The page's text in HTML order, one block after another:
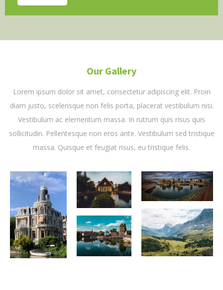
Our Gallery
Lorem ipsum dolor sit amet, consectetur adipiscing elit. Proin
diam justo, scelerisque non felis porta, placerat vestibulum nisi.
Vestibulum ac elementum massa. In rutrum quis risus quis
sollicitudin. Pellentesque non eros ante. Vestibulum sed tristique
massa. Quisque et feugiat risus, eu tristique felis.